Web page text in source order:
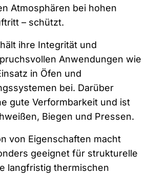
Atmosphären bei hohen
– schützt.
ihre Integrität und
Anwendungen wie
in Öfen und
bei. Darüber
gute Verformbarkeit und ist
Biegen und Pressen.
von Eigenschaften macht
geeignet für strukturelle
langfristig thermischen